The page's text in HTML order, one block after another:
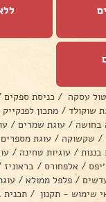
עסקה / כניסת ספקים
שוקולד / מתכון לפנקייק
בחושה / עוגת שמרים /
/ שקשוקה / עוגת מספרים
בננות / עוגיות טחינה /
/ אלפחורס / בראוניז
/ פלפל ממולא /
שימוש - תקנון / תכנית